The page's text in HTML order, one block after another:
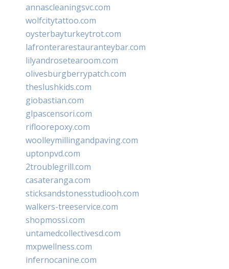
annascleaningsvc.com
wolfcitytattoo.com
oysterbayturkeytrot.com
lafronterarestauranteybar.com
lilyandrosetearoom.com
olivesburgberrypatch.com
theslushkids.com
giobastian.com
glpascensori.com
rifloorepoxy.com
woolleymillingandpaving.com
uptonpvd.com
2troublegrill.com
casateranga.com
sticksandstonesstudiooh.com
walkers-treeservice.com
shopmossi.com
untamedcollectivesd.com
mxpwellness.com
infernocanine.com